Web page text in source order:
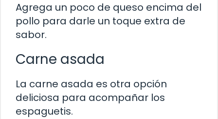
Agrega un poco de queso encima del
pollo para darle un toque extra de
sabor.
Carne asada
La carne asada es otra opción
deliciosa para acompañar los
espaguetis.